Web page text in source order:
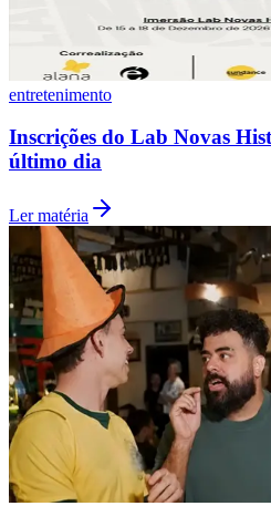
Flamengo
entretenimento
Inscrições do Lab Novas
último dia
Ler matéria